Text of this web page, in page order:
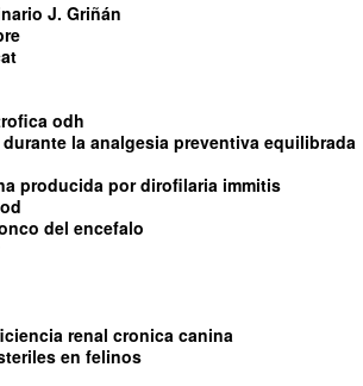
J. Griñán
odh
la analgesia preventiva equilibrada
producida por dirofilaria immitis
del encefalo
renal cronica canina
en felinos